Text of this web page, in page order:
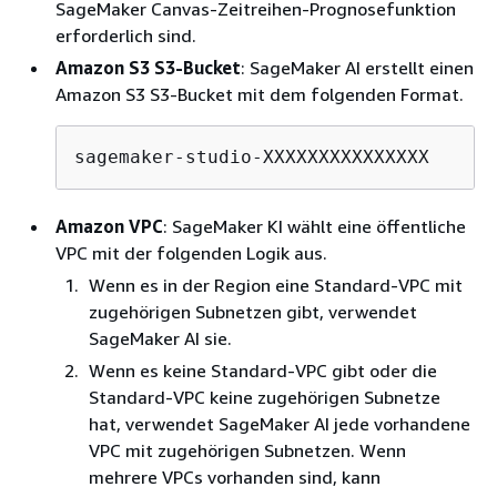
SageMaker Canvas-Zeitreihen-Prognosefunktion
erforderlich sind.
Amazon S3 S3-Bucket: SageMaker AI erstellt einen
Amazon S3 S3-Bucket mit dem folgenden Format.
sagemaker-studio-XXXXXXXXXXXXXXX
Amazon VPC: SageMaker KI wählt eine öffentliche
VPC mit der folgenden Logik aus.
Wenn es in der Region eine Standard-VPC mit
zugehörigen Subnetzen gibt, verwendet
SageMaker AI sie.
Wenn es keine Standard-VPC gibt oder die
Standard-VPC keine zugehörigen Subnetze
hat, verwendet SageMaker AI jede vorhandene
VPC mit zugehörigen Subnetzen. Wenn
mehrere VPCs vorhanden sind, kann